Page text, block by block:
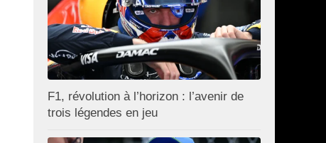
F1, révolution à l’horizon : l’avenir de
trois légendes en jeu